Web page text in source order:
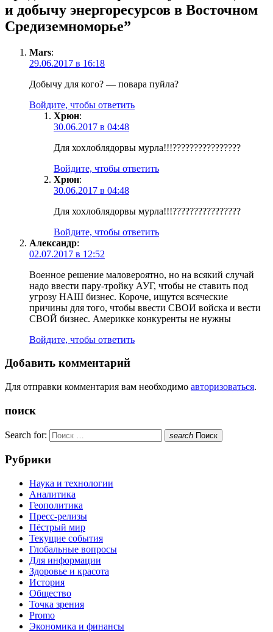
и добычу энергоресурсов в Восточном
Средиземноморье”
Mars:
29.06.2017 в 16:18
Добычу для кого? — повара пуйла?
Войдите, чтобы ответить
Хрюн:
30.06.2017 в 04:48
Для хохлоблядорвы мурла!!!????????????????
Войдите, чтобы ответить
Хрюн:
30.06.2017 в 04:48
Для хохлоблядорвы мурла!!!????????????????
Войдите, чтобы ответить
Александр:
02.07.2017 в 12:52
Военное решение маловероятно, но на всякий случай
надо ввести пару-тройку АУГ, чтобы не ставить под
угрозу НАШ бизнес. Короче, ищутся всяческие
причины для того, чтобы ввести СВОИ войска и вести
СВОЙ бизнес. Америкке конкуренты не нужны
Войдите, чтобы ответить
Добавить комментарий
Для отправки комментария вам необходимо авторизоваться.
поиск
Search for: search Поиск
Рубрики
Наука и технологии
Аналитика
Геополитика
Пресс-релизы
Пёстрый мир
Текущие события
Глобальные вопросы
Для информации
Здоровье и красота
История
Общество
Точка зрения
Promo
Экономика и финансы